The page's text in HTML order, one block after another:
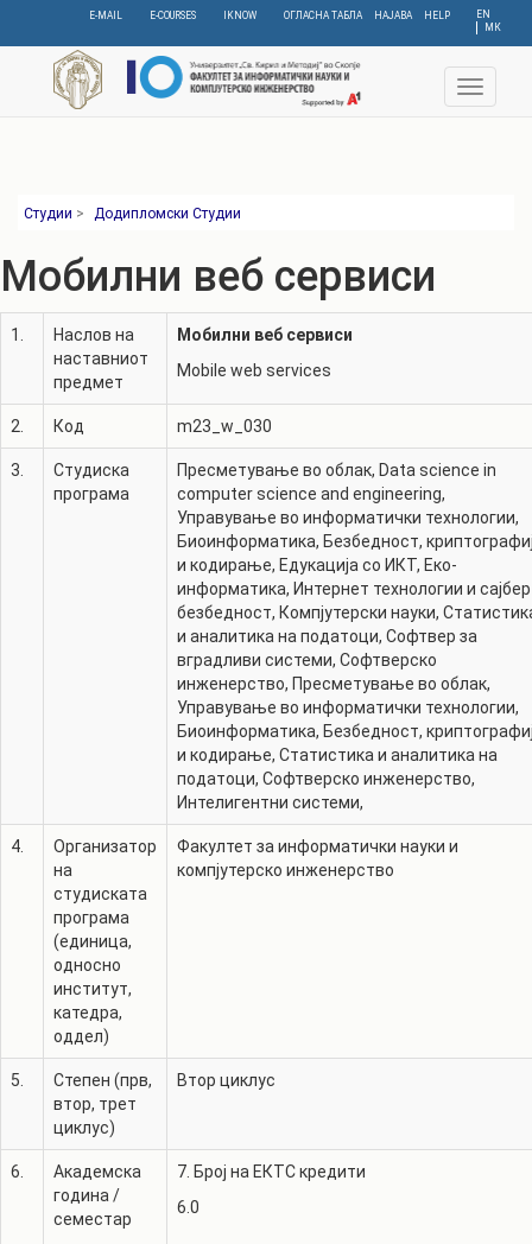
content
EN
МК
E-MAIL E-COURSES IKNOW ОГЛАСНА ТАБЛА НАЈАВА HELP
Toggle
Студии > Додипломски Студии
Мобилни веб сервиси
1.
Наслов на
наставниот
предмет
Мобилни веб сервиси
Mobile web services
2. Код m23_w_030
3.
Студиска
програма
Пресметување во облак, Data science in
computer science and engineering,
Управување во информатички технологии,
Биоинформатика, Безбедност,
и кодирање, Едукација со ИКТ, Еко-
информатика, Интернет технологии и сајбер
безбедност, Компјутерски науки,
и аналитика на податоци, Софтвер за
вградливи системи, Софтверско
инженерство, Пресметување во облак,
Управување во информатички технологии,
Биоинформатика, Безбедност,
и кодирање, Статистика и аналитика на
податоци, Софтверско инженерство,
Интелигентни системи,
4.
Организатор
на
студиската
програма
(единица,
односно
институт,
катедра,
оддел)
Факултет за информатички науки и
компјутерско инженерство
5.
Степен (прв,
втор, трет
циклус)
Втор циклус
6.
Академска
година /
семестар
7. Број на ЕКТС кредити
6.0